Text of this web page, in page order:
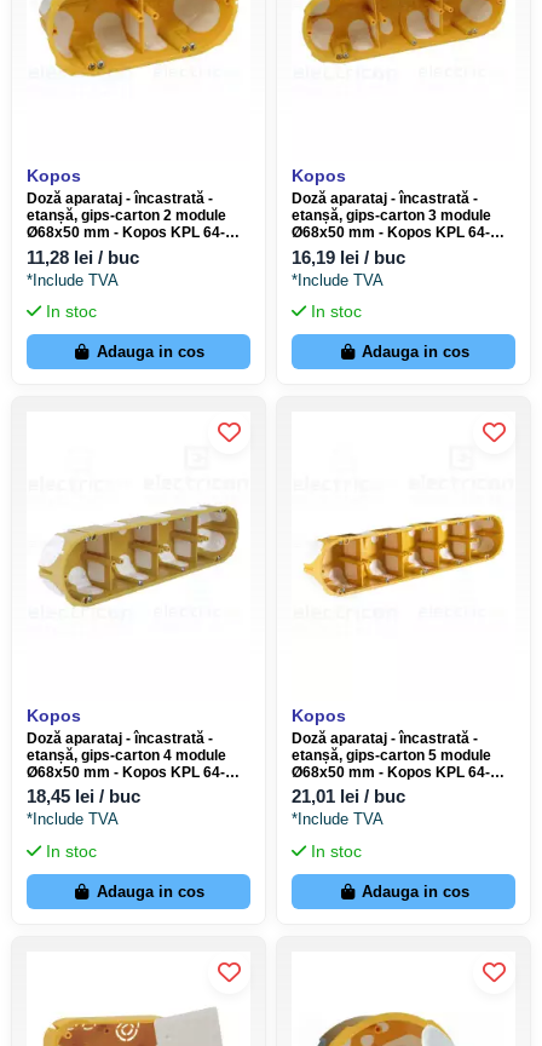
Kopos
Doză aparataj - încastrată -
etanșă, gips-carton 2 module
Ø68x50 mm - Kopos KPL 64-
50/2LD_NA
11,28 lei / buc
*Include TVA
In stoc
Adauga in cos
Kopos
Doză aparataj - încastrată -
etanșă, gips-carton 3 module
Ø68x50 mm - Kopos KPL 64-
50/3LD_NA
16,19 lei / buc
*Include TVA
In stoc
Adauga in cos
Kopos
Doză aparataj - încastrată -
etanșă, gips-carton 4 module
Ø68x50 mm - Kopos KPL 64-
50/4LD
18,45 lei / buc
*Include TVA
In stoc
Adauga in cos
Kopos
Doză aparataj - încastrată -
etanșă, gips-carton 5 module
Ø68x50 mm - Kopos KPL 64-
50/5LD_NA
21,01 lei / buc
*Include TVA
In stoc
Adauga in cos